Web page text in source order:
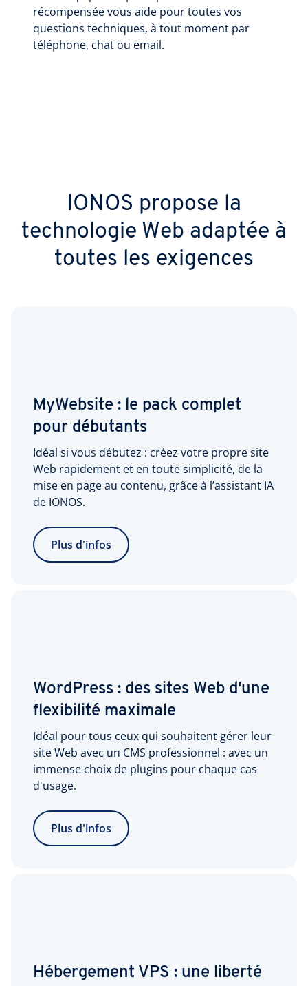
récompensée vous aide pour toutes vos
questions techniques, à tout moment par
téléphone, chat ou email.
IONOS propose la
technologie Web adaptée à
toutes les exigences
MyWebsite : le pack complet
pour débutants
Idéal si vous débutez : créez votre propre site
Web rapidement et en toute simplicité, de la
mise en page au contenu, grâce à l’assistant IA
de IONOS.
Plus d'infos
WordPress : des sites Web d'une
flexibilité maximale
Idéal pour tous ceux qui souhaitent gérer leur
site Web avec un CMS professionnel : avec un
immense choix de plugins pour chaque cas
d'usage.
Plus d'infos
Hébergement VPS : une liberté